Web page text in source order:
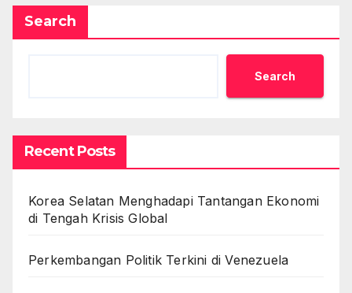
Search
Search
Recent Posts
Korea Selatan Menghadapi Tantangan Ekonomi
di Tengah Krisis Global
Perkembangan Politik Terkini di Venezuela